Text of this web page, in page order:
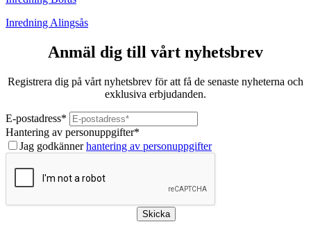
Inredning Alingsås
Anmäl dig till vårt nyhetsbrev
Registrera dig på vårt nyhetsbrev för att få de senaste nyheterna och
exklusiva erbjudanden.
E-postadress*
Hantering av personuppgifter*
Jag godkännerhantering av personuppgifter
Skicka